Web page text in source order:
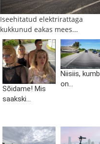
Iseehitatud elektrirattaga
kukkunud eakas mees...
Sõidame! Mis
saakski...
Niisiis, kumb
on...